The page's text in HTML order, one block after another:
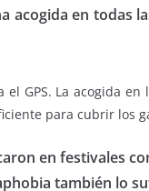
acogida en todas
GPS. La acogida
para cubrir los
en festivales
también lo